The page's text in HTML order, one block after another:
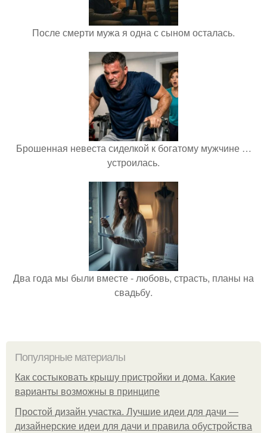
После смерти мужа я одна с сыном осталась.
Брошенная невеста сиделкой к богатому мужчине …
устроилась.
Два года мы были вместе - любовь, страсть, планы на
свадьбу.
Популярные материалы
Как состыковать крышу пристройки и дома. Какие
варианты возможны в принципе
Простой дизайн участка. Лучшие идеи для дачи —
дизайнерские идеи для дачи и правила обустройства